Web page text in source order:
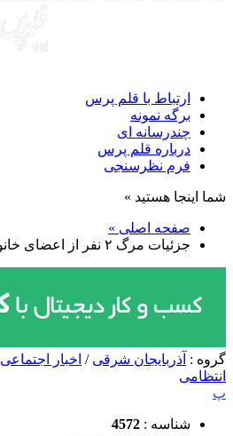
ارتباط با قلم پرس
برگه نمونه
چندرسانه ای
درباره قلم پرس
فرم نظرسنجی
شما اینجا هستید »
صفحه اصلی »
جزئیات مرگ ۲ نفر از اعضای خانواده پزشک تبریزی
گروه : آذربایجان شرقی / اخبار اجتماعی
انتظامی
پ
شناسه : 4572